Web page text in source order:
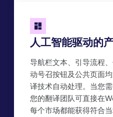
人工智能驱动的
导航栏文本、引导流程
动号召按钮及公共页面
译技术自动处理。当您
您的翻译团队可直接在
每个市场都能获得符合